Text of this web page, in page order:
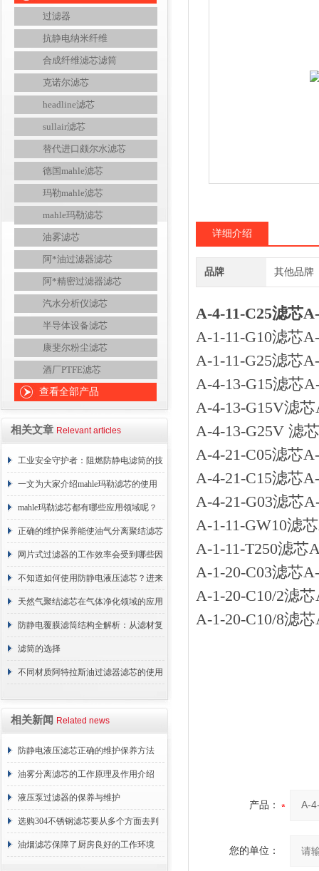
过滤器
抗静电纳米纤维
合成纤维滤芯滤筒
克诺尔滤芯
headline滤芯
sullair滤芯
替代进口颇尔水滤芯
德国mahle滤芯
玛勒mahle滤芯
mahle玛勒滤芯
油雾滤芯
阿*油过滤器滤芯
阿*精密过滤器滤芯
汽水分析仪滤芯
半导体设备滤芯
康斐尔粉尘滤芯
酒厂PTFE滤芯
查看全部产品
相关文章 Relevant articles
工业安全守护者：阻燃防静电滤筒的技
术原理与应用解析
一文为大家介绍mahle玛勒滤芯的使用
原理
mahle玛勒滤芯都有哪些应用领域呢？
正确的维护保养能使油气分离聚结滤芯
长期稳定运行
网片式过滤器的工作效率会受到哪些因
素的影响？
不知道如何使用防静电液压滤芯？进来
看
天然气聚结滤芯在气体净化领域的应用
与重要性
防静电覆膜滤筒结构全解析：从滤材复
合到整体成型
滤筒的选择
不同材质阿特拉斯油过滤器滤芯的使用
相关新闻 Related news
防静电液压滤芯正确的维护保养方法
油雾分离滤芯的工作原理及作用介绍
液压泵过滤器的保养与维护
选购304不锈钢滤芯要从多个方面去判
断
油烟滤芯保障了厨房良好的工作环境
详细介绍
品牌 其他品牌
A-4-11-C25滤芯
A-1-11-G10滤芯
A-1-11-G25滤芯
A-4-13-G15滤芯
A-4-13-G15V滤
A-4-13-G25V 滤
A-4-21-C05滤芯
A-4-21-C15滤芯
A-4-21-G03滤芯
A-1-11-GW10滤
A-1-11-T250滤芯
A-1-20-C03滤芯
A-1-20-C10/2滤
A-1-20-C10/8滤
产品：
您的单位：